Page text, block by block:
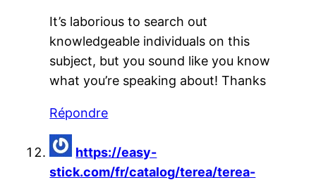
It’s laborious to search out
knowledgeable individuals on this
subject, but you sound like you know
what you’re speaking about! Thanks
Répondre
https://easy-
stick.com/fr/catalog/terea/terea-